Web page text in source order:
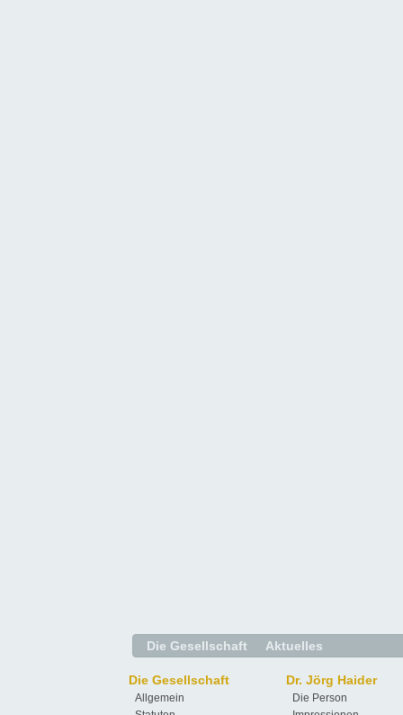
Die Gesellschaft Aktuelles
Die Gesellschaft
Allgemein
Dr. Jörg Haider
Die Person